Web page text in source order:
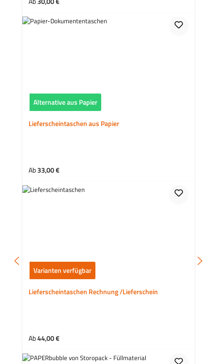
Alternative aus Papier
Lieferscheintaschen aus Papier
Regulärer Preis:
Ab33,00 €
Varianten verfügbar
Lieferscheintaschen Rechnung /Lieferschein
Regulärer Preis:
Ab44,00 €